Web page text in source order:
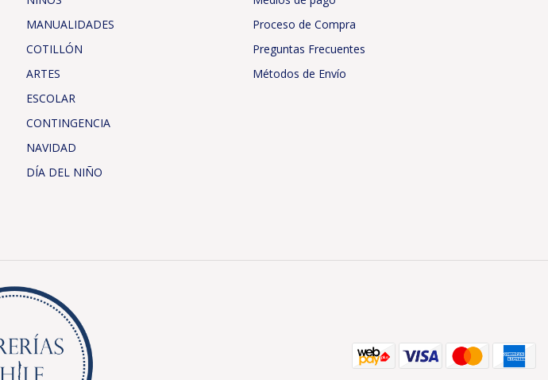
MANUALIDADES
COTILLÓN
ARTES
ESCOLAR
CONTINGENCIA
NAVIDAD
DÍA DEL NIÑO
Proceso de Compra
Preguntas Frecuentes
Métodos de Envío